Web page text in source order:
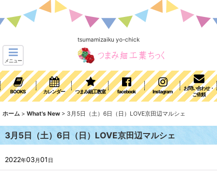
tsumamizaiku yo-chick
メニュー
BOOKS カレンダー つまみ細工教室 facebook Instagram
お問い合わせ・
ご依頼
ホーム > What's New > 3月5日（土）6日（日）LOVE京田辺マルシェ
3月5日（土）6日（日）LOVE京田辺マルシェ
2022年03 月01 日